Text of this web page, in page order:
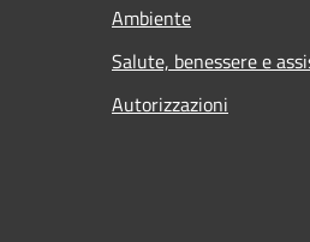
Ambiente
Salute, benessere e
Autorizzazioni